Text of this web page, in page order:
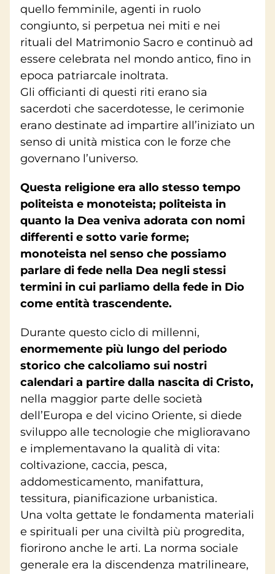
quello femminile, agenti in ruolo
congiunto, si perpetua nei miti e nei
rituali del Matrimonio Sacro e continuò ad
essere celebrata nel mondo antico, fino in
epoca patriarcale inoltrata.
Gli officianti di questi riti erano sia
sacerdoti che sacerdotesse, le cerimonie
erano destinate ad impartire all’iniziato un
senso di unità mistica con le forze che
governano l’universo.
Questa religione era allo stesso tempo
politeista e monoteista; politeista in
quanto la Dea veniva adorata con nomi
differenti e sotto varie forme;
monoteista nel senso che possiamo
parlare di fede nella Dea negli stessi
termini in cui parliamo della fede in Dio
come entità trascendente.
Durante questo ciclo di millenni,
enormemente più lungo del periodo
storico che calcoliamo sui nostri
calendari a partire dalla nascita di Cristo,
nella maggior parte delle società
dell’Europa e del vicino Oriente, si diede
sviluppo alle tecnologie che miglioravano
e implementavano la qualità di vita:
coltivazione, caccia, pesca,
addomesticamento, manifattura,
tessitura, pianificazione urbanistica.
Una volta gettate le fondamenta materiali
e spirituali per una civiltà più progredita,
fiorirono anche le arti. La norma sociale
generale era la discendenza matrilineare,